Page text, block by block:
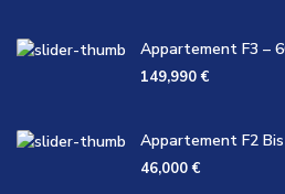
Appartement F3 –
149,990 €
Appartement F2
46,000 €